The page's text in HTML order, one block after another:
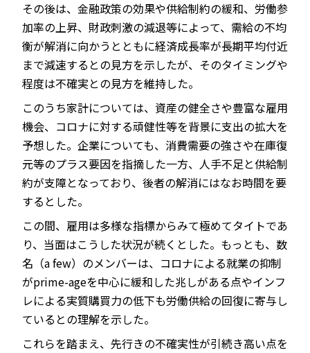
その後は、金融政策の効果や供給制約の緩和、労働参
加率の上昇、財政刺激の減退等によって、需給の不均
衡が解消に向かうとともに経済成長率が長期平均付近
まで減速するとの見方を示したが、そのタイミングや
程度は不確実との見方を維持した。
このうち家計については、資産の健全さや豊富な雇用
機会、コロナに対する頑健性等を背景に支出の拡大を
予想した。企業についても、消費需要の強さや在庫復
元等のプラス要因を指摘した一方、人手不足と供給制
約が支障となっており、後者の解消にはなお時間を要
するとした。
この間、雇用は多様な指標からみて極めてタイトであ
り、当面はこうした状況が続くとした。もっとも、数
名（a few）のメンバーは、コロナによる就業の抑制
がprime-ageを中心に緩和した兆しがある点やインフ
レによる実質購買力の低下も労働供給の回復に寄与し
ているとの理解を示した。
これらを踏まえ、先行きの不確実性が引続き高い点を